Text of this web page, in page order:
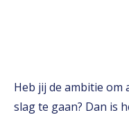
Heb jij de ambitie om
slag te gaan? Dan is